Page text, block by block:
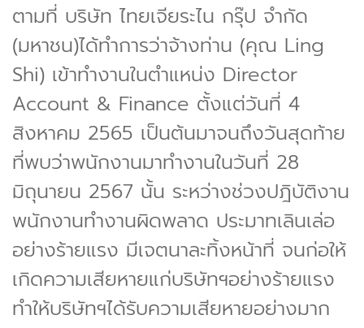
ตามที่ บริษัท ไทยเจียระไน กรุ๊ป จำกัด
(มหาชน)ได้ทำการว่าจ้างท่าน (คุณ Ling
Shi) เข้าทำงานในตำแหน่ง Director
Account & Finance ตั้งแต่วันที่ 4
สิงหาคม 2565 เป็นต้นมาจนถึงวันสุดท้าย
ที่พบว่าพนักงานมาทำงานในวันที่ 28
มิถุนายน 2567 นั้น ระหว่างช่วงปฎิบัติงาน
พนักงานทำงานผิดพลาด ประมาทเลินเล่อ
อย่างร้ายแรง มีเจตนาละทิ้งหน้าที่ จนก่อให้
เกิดความเสียหายแก่บริษัทฯอย่างร้ายแรง
ทำให้บริษัทฯได้รับความเสียหายอย่างมาก